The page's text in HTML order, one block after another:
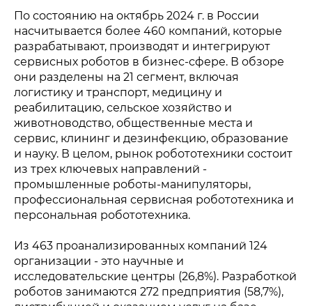
По состоянию на октябрь 2024 г. в России
насчитывается более 460 компаний, которые
разрабатывают, производят и интегрируют
сервисных роботов в бизнес-сфере. В обзоре
они разделены на 21 сегмент, включая
логистику и транспорт, медицину и
реабилитацию, сельское хозяйство и
животноводство, общественные места и
сервис, клининг и дезинфекцию, образование
и науку. В целом, рынок робототехники состоит
из трех ключевых направлений -
промышленные роботы-манипуляторы,
профессиональная сервисная робототехника и
персональная робототехника.
Из 463 проанализированных компаний 124
организации - это научные и
исследовательские центры (26,8%). Разработкой
роботов занимаются 272 предприятия (58,7%),
© 2015-2026 НАУРР. Все права защищены. При использовании
материалов ссылка на ROBOTUNION.RU — обязательна
© 2015-2026 НАУРР. Все права защищены.
При использовании материалов ссылка на ROBOTUNION.RU —
обязательна